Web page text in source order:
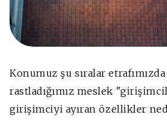
Konumuz şu sıralar etrafımızda
rastladığımız meslek
girişimciyi ayıran özellikler